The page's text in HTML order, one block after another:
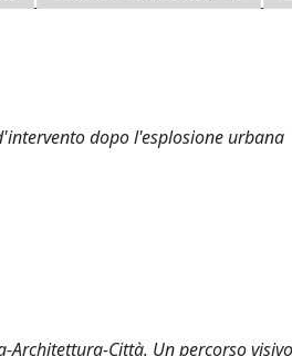
dopo l'esplosione urbana
Città. Un percorso